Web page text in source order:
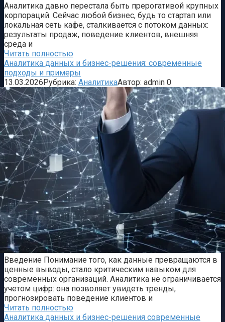
Аналитика давно перестала быть прерогативой крупных
корпораций. Сейчас любой бизнес, будь то стартап или
локальная сеть кафе, сталкивается с потоком данных:
результаты продаж, поведение клиентов, внешняя
среда и
Читать полностью
Аналитика данных и бизнес-решения: современные
подходы и примеры
13.03.2026Рубрика: АналитикаАвтор: admin 0
Введение Понимание того, как данные превращаются в
ценные выводы, стало критическим навыком для
современных организаций. Аналитика не ограничивается
учетом цифр: она позволяет увидеть тренды,
прогнозировать поведение клиентов и
Читать полностью
Аналитика данных и бизнес-решения современные